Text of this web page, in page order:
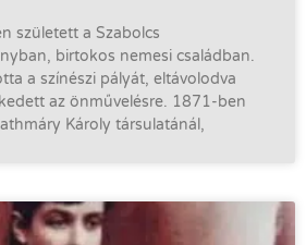
született a Szabolcs
birtokos nemesi családban.
a színészi pályát, eltávolodva
az önművelésre. 1871-ben
Károly társulatánál,